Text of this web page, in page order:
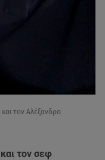
τον Αλέξανδρο
και τον σεφ